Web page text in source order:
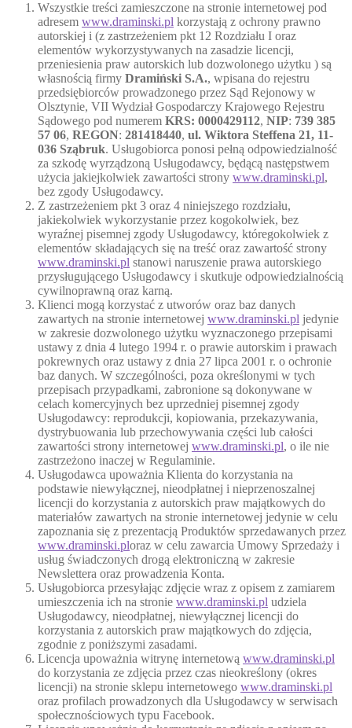
Wszystkie treści zamieszczone na stronie internetowej pod
adresem www.draminski.pl korzystają z ochrony prawno
autorskiej i (z zastrzeżeniem pkt 12 Rozdziału I oraz
elementów wykorzystywanych na zasadzie licencji,
przeniesienia praw autorskich lub dozwolonego użytku ) są
własnością firmy Dramiński S.A., wpisana do rejestru
przedsiębiorców prowadzonego przez Sąd Rejonowy w
Olsztynie, VII Wydział Gospodarczy Krajowego Rejestru
Sądowego pod numerem KRS: 0000429112, NIP: 739 385
57 06, REGON: 281418440, ul. Wiktora Steffena 21, 11-
036 Sząbruk. Usługobiorca ponosi pełną odpowiedzialność
za szkodę wyrządzoną Usługodawcy, będącą następstwem
użycia jakiejkolwiek zawartości strony www.draminski.pl,
bez zgody Usługodawcy.
Z zastrzeżeniem pkt 3 oraz 4 niniejszego rozdziału,
jakiekolwiek wykorzystanie przez kogokolwiek, bez
wyraźnej pisemnej zgody Usługodawcy, któregokolwiek z
elementów składających się na treść oraz zawartość strony
www.draminski.pl stanowi naruszenie prawa autorskiego
przysługującego Usługodawcy i skutkuje odpowiedzialnością
cywilnoprawną oraz karną.
Klienci mogą korzystać z utworów oraz baz danych
zawartych na stronie internetowej www.draminski.pl jedynie
w zakresie dozwolonego użytku wyznaczonego przepisami
ustawy z dnia 4 lutego 1994 r. o prawie autorskim i prawach
pokrewnych oraz ustawy z dnia 27 lipca 2001 r. o ochronie
baz danych. W szczególności, poza określonymi w tych
przepisach przypadkami, zabronione są dokonywane w
celach komercyjnych bez uprzedniej pisemnej zgody
Usługodawcy: reprodukcji, kopiowania, przekazywania,
dystrybuowania lub przechowywania części lub całości
zawartości strony internetowej www.draminski.pl, o ile nie
zastrzeżono inaczej w Regulaminie.
Usługodawca upoważnia Klienta do korzystania na
podstawie niewyłącznej, nieodpłatnej i nieprzenoszalnej
licencji do korzystania z autorskich praw majątkowych do
materiałów zawartych na stronie internetowej jedynie w celu
zapoznania się z prezentacją Produktów sprzedawanych przez
www.draminski.ploraz w celu zawarcia Umowy Sprzedaży i
usług świadczonych drogą elektroniczną w zakresie
Newslettera oraz prowadzenia Konta.
Usługobiorca przesyłając zdjęcie wraz z opisem z zamiarem
umieszczenia ich na stronie www.draminski.pl udziela
Usługodawcy, nieodpłatnej, niewyłącznej licencji do
korzystania z autorskich praw majątkowych do zdjęcia,
zgodnie z poniższymi zasadami.
Licencja upoważnia witrynę internetową www.draminski.pl
do korzystania ze zdjęcia przez czas nieokreślony (okres
licencji) na stronie sklepu internetowego www.draminski.pl
oraz profilach prowadzonych dla Usługodawcy w serwisach
społecznościowych typu Facebook.